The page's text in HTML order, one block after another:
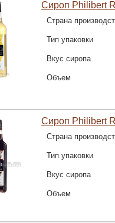
Сироп Philibert
Страна
Тип упаковки
Вкус сиропа
Объем
Сироп Philibert
Страна
Тип упаковки
Вкус сиропа
Объем